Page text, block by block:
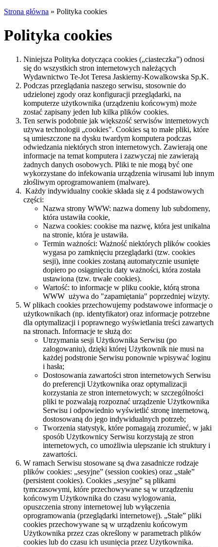
Strona główna » Polityka cookies
Polityka cookies
Niniejsza Polityka dotycząca cookies („ciasteczka”) odnosi
się do wszystkich stron internetowych należących
Wydawnictwo Te-Jot Teresa Jaskierny-Kowalkowska Sp.K.
Podczas przeglądania naszego serwisu, stosownie do
udzielonej zgody oraz konfiguracji przeglądarki, na
komputerze użytkownika (urządzeniu końcowym) może
zostać zapisany jeden lub kilka plików cookies.
Ten serwis podobnie jak większość serwisów internetowych
używa technologii „cookies". Cookies są to małe pliki, które
są umieszczone na dysku twardym komputera podczas
odwiedzania niektórych stron internetowych. Zawierają one
informacje na temat komputera i zazwyczaj nie zawierają
żadnych danych osobowych. Pliki te nie mogą być one
wykorzystane do infekowania urządzenia wirusami lub innym
złośliwym oprogramowaniem (malware).
Każdy indywidualny cookie składa się z 4 podstawowych
części:
Nazwa strony WWW: nazwa domeny lub subdomeny,
która ustawiła cookie,
Nazwa cookies: cookise ma nazwę, która jest unikalna
na stronie, która je ustawiła.
Termin ważności: Ważność niektórych plików cookies
wygasa po zamknięciu przeglądarki (tzw. cookies
sesji), inne cookies zostaną automatycznie usunięte
dopiero po osiągnięciu daty ważności, która została
ustawiona (tzw. trwałe cookies).
Wartość: to informacje w pliku cookie, którą strona
WWW używa do "zapamiętania" poprzedniej wizyty.
W plikach cookies przechowujemy podstawowe informacje o
użytkownikach (np. identyfikator) oraz informacje potrzebne
dla optymalizacji i poprawnego wyświetlania treści zawartych
na stronach. Informacje te służą do:
Utrzymania sesji Użytkownika Serwisu (po
zalogowaniu), dzięki której Użytkownik nie musi na
każdej podstronie Serwisu ponownie wpisywać loginu
i hasła;
Dostosowania zawartości stron internetowych Serwisu
do preferencji Użytkownika oraz optymalizacji
korzystania ze stron internetowych; w szczególności
pliki te pozwalają rozpoznać urządzenie Użytkownika
Serwisu i odpowiednio wyświetlić stronę internetową,
dostosowaną do jego indywidualnych potrzeb;
Tworzenia statystyk, które pomagają zrozumieć, w jaki
sposób Użytkownicy Serwisu korzystają ze stron
internetowych, co umożliwia ulepszanie ich struktury i
zawartości.
W ramach Serwisu stosowane są dwa zasadnicze rodzaje
plików cookies: „sesyjne” (session cookies) oraz „stałe”
(persistent cookies). Cookies „sesyjne” są plikami
tymczasowymi, które przechowywane są w urządzeniu
końcowym Użytkownika do czasu wylogowania,
opuszczenia strony internetowej lub wyłączenia
oprogramowania (przeglądarki internetowej). „Stałe” pliki
cookies przechowywane są w urządzeniu końcowym
Użytkownika przez czas określony w parametrach plików
cookies lub do czasu ich usunięcia przez Użytkownika.